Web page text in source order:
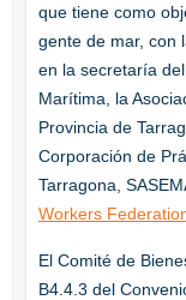
que tiene como
gente de mar, con
en la secretaría
Marítima, la
Provincia de
Corporación de
Tarragona,
Workers
El Comité de
B4.4.3 del